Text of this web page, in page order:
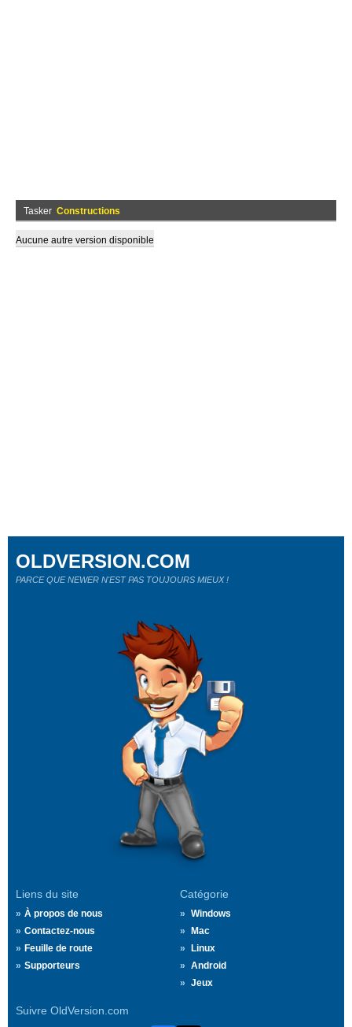
Tasker Constructions
Aucune autre version disponible
Liens du site
À propos de nous
Contactez-nous
Feuille de route
Supporteurs
Catégorie
Windows
Mac
Linux
Android
Jeux
Suivre OldVersion.com
OLDVERSION.COM
PARCE QUE NEWER N'EST PAS TOUJOURS MIEUX !